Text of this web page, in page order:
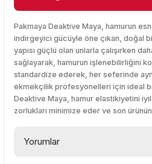
Pakmaya Deaktive Maya, hamurun
indirgeyici gücüyle öne çıkan, doğal
yapısı güçlü olan unlarla çalışırken
sağlayarak, hamurun işlenebilirliğini
standardize ederek, her seferinde
ekmekçilik profesyonelleri için ideal
Deaktive Maya, hamur elastikiyetini
zorlukları minimize eder ve son ürünün
Yorumlar